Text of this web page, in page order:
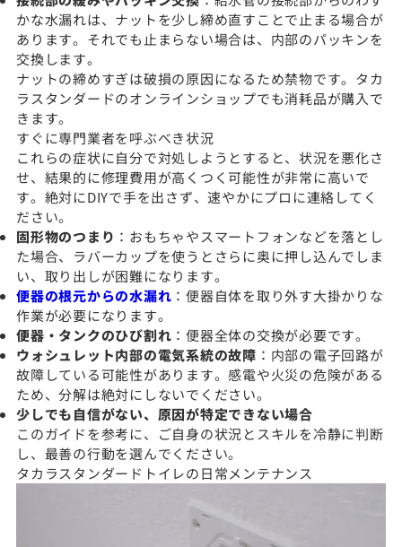
かな水漏れは、ナットを少し締め直すことで止まる場合が
あります。それでも止まらない場合は、内部のパッキンを
交換します。
ナットの締めすぎは破損の原因になるため禁物です。タカ
ラスタンダードのオンラインショップでも消耗品が購入で
きます。
すぐに専門業者を呼ぶべき状況
これらの症状に自分で対処しようとすると、状況を悪化さ
せ、結果的に修理費用が高くつく可能性が非常に高いで
す。絶対にDIYで手を出さず、速やかにプロに連絡してく
ださい。
固形物のつまり ：おもちゃやスマートフォンなどを落とし
た場合、ラバーカップを使うとさらに奥に押し込んでしま
い、取り出しが困難になります。
便器の根元からの水漏れ ：便器自体を取り外す大掛かりな
作業が必要になります。
便器・タンクのひび割れ ：便器全体の交換が必要です。
ウォシュレット内部の電気系統の故障 ：内部の電子回路が
故障している可能性があります。感電や火災の危険がある
ため、分解は絶対にしないでください。
少しでも自信がない、原因が特定できない場合
このガイドを参考に、ご自身の状況とスキルを冷静に判断
し、最善の行動を選んでください。
タカラスタンダードトイレの日常メンテナンス